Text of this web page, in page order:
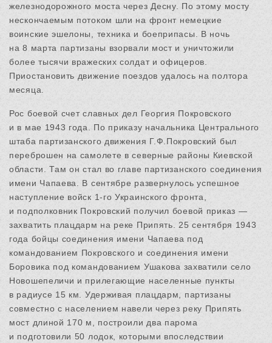
железнодорожного моста через Десну. По этому мосту
нескончаемым потоком шли на фронт немецкие
воинские эшелоны, техника и боеприпасы. В ночь
на 8 марта партизаны взорвали мост и уничтожили
более тысячи вражеских солдат и офицеров.
Приостановить движение поездов удалось на полтора
месяца.
Рос боевой счет славных дел Георгия Покровского
и в мае 1943 года. По приказу начальника Центрального
штаба партизанского движения Г.Ф.Покровский был
переброшен на самолете в северные районы Киевской
области. Там он стал во главе партизанского соединения
имени Чапаева. В сентябре развернулось успешное
наступление войск 1-го Украинского фронта,
и подполковник Покровский получил боевой приказ —
захватить плацдарм на реке Припять. 25 сентября 1943
года бойцы соединения имени Чапаева под
командованием Покровского и соединения имени
Боровика под командованием Ушакова захватили село
Новошепеличи и прилегающие населенные пункты
в радиусе 15 км. Удерживая плацдарм, партизаны
совместно с населением навели через реку Припять
мост длиной 170 м, построили два парома
и подготовили 50 лодок, которыми впоследствии